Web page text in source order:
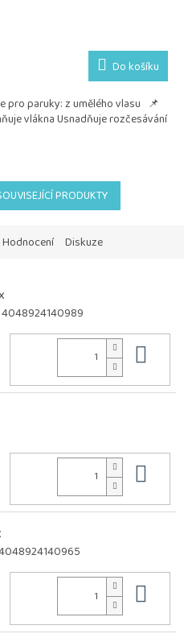
Do košíku
pro paruky: z umělého vlasu 📌
vlákna Usnadňuje rozčesávání
PRODUKTY
Hodnocení Diskuze
4048924140989